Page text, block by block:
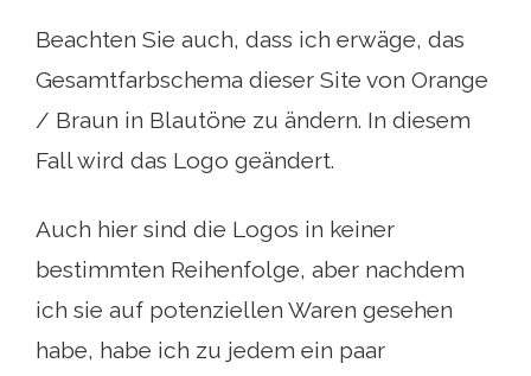
Beachten Sie auch, dass ich erwäge, das
Gesamtfarbschema dieser Site von Orange
/ Braun in Blautöne zu ändern. In diesem
Fall wird das Logo geändert.
Auch hier sind die Logos in keiner
bestimmten Reihenfolge, aber nachdem
ich sie auf potenziellen Waren gesehen
habe, habe ich zu jedem ein paar